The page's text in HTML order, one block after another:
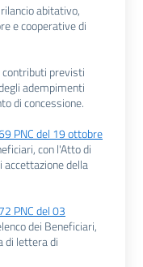
abitativo,
e cooperative di
previsti
adempimenti
di concessione.
PNC del 19 ottobre
con l'Atto di
accettazione della
PNC del 03
dei Beneficiari,
di lettera di